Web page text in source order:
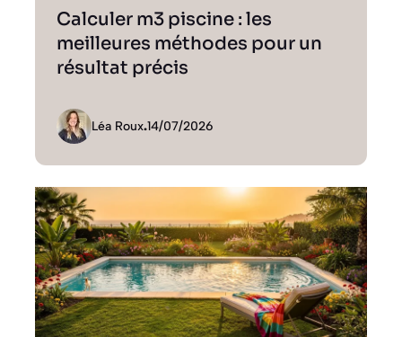
Calculer m3 piscine : les
meilleures méthodes pour un
résultat précis
Léa Roux.14/07/2026